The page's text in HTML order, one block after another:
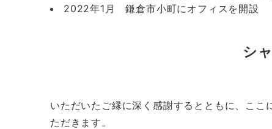
2022年1月 鎌倉市小町にオフィスを開設
シ
いただいたご縁に深く感謝するとともに、こ
ただきます。